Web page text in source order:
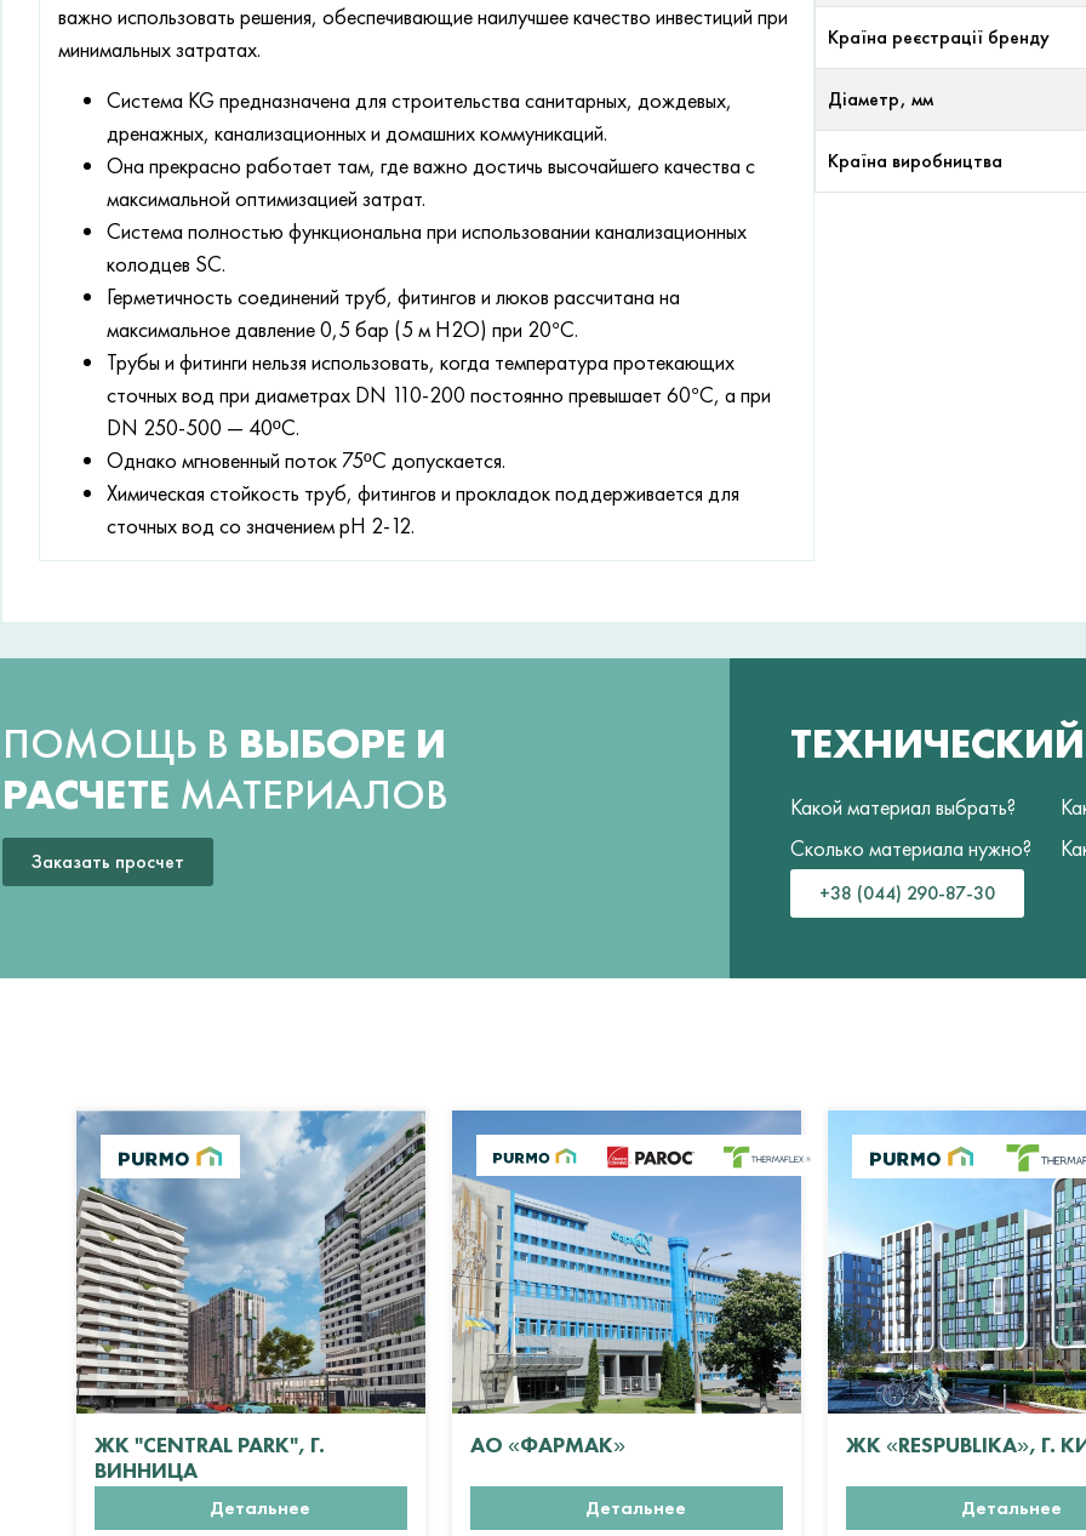
важно использовать решения, обеспечивающие наилучшее качество инвестиций при
минимальных затратах.
Система KG предназначена для строительства санитарных, дождевых,
дренажных, канализационных и домашних коммуникаций.
Она прекрасно работает там, где важно достичь высочайшего качества с
максимальной оптимизацией затрат.
Система полностью функциональна при использовании канализационных
колодцев SC.
Герметичность соединений труб, фитингов и люков рассчитана на
максимальное давление 0,5 бар (5 м H2O) при 20°C.
Трубы и фитинги нельзя использовать, когда температура протекающих
сточных вод при диаметрах DN 110-200 постоянно превышает 60°C, а при
DN 250-500 — 40ºC.
Однако мгновенный поток 75ºC допускается.
Химическая стойкость труб, фитингов и прокладок поддерживается для
сточных вод со значением рН 2-12.
Країна реєстрації бренду
Діаметр, мм
Країна виробництва
ПОМОЩЬ В ВЫБОРЕ И
РАСЧЕТЕ МАТЕРИАЛОВ
Заказать просчет
Какой материал выбрать?
Сколько материала нужно?
+38 (044) 290-87-30
ЖК "CENTRAL PARK", Г.
ВИННИЦА
Детальнее
АО «ФАРМАК»
Детальнее
ЖК «RESPUBLIKA», Г.
Детальнее